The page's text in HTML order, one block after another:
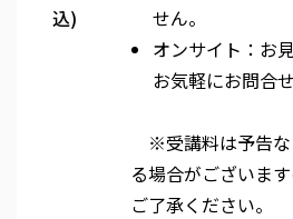
込)
せん。
オンサイト：お
お気軽にお問合
※受講料は予告な
る場合がございま
ご了承ください。